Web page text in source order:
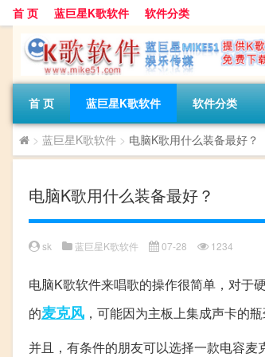
首 页 蓝巨星K歌软件 软件分类
首 页 蓝巨星K歌软件 软件分类
> 蓝巨星K歌软件 > 电脑K歌用什么装备最好？
电脑K歌用什么装备最好？
sk 蓝巨星K歌软件 07-28 1234
电脑K歌软件来唱歌的操作很简单，对于
的麦克风 ，可能因为主板上集成声卡的
并且，有条件的朋友可以选择一款电容麦